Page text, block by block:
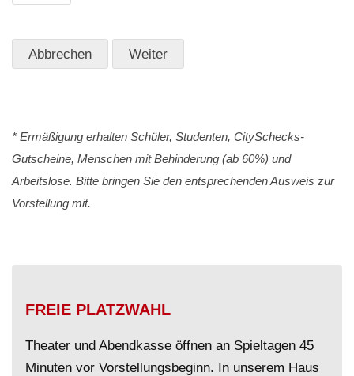
* Ermäßigung erhalten Schüler, Studenten, CitySchecks-
Gutscheine, Menschen mit Behinderung (ab 60%) und
Arbeitslose. Bitte bringen Sie den entsprechenden Ausweis zur
Vorstellung mit.
FREIE PLATZWAHL
Theater und Abendkasse öffnen an Spieltagen 45
Minuten vor Vorstellungsbeginn. In unserem Haus